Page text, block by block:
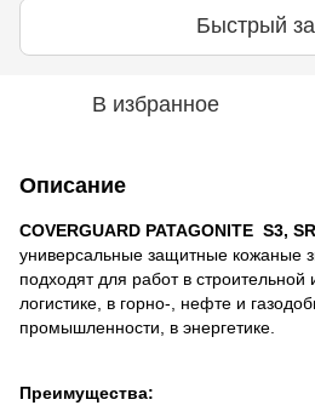
Быстрый
В избранное
Описание
COVERGUARD PATAGONITE S3,
универсальные защитные кожаные
подходят для работ в строительной
логистике, в горно-, нефте и
промышленности, в энергетике.
Преимущества: